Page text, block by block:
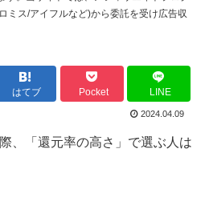
ミス/アイフルなど)から委託を受け広告収
はてブ Pocket LINE
2024.04.09
、「還元率の高さ」で選ぶ人は